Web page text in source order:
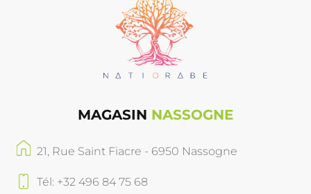
MAGASIN NASSOGNE
21, Rue Saint Fiacre - 6950 Nassogne
Tél: +32 496 84 75 68